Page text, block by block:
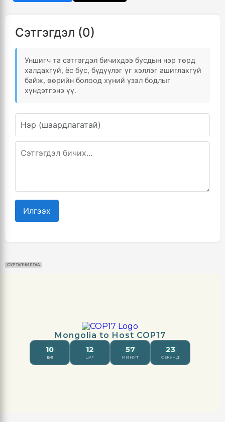
Сэтгэгдэл (0)
Уншигч та сэтгэгдэл бичихдээ бусдын нэр төрд
халдахгүй, ёс бус, бүдүүлэг үг хэллэг ашиглахгүй
байж, өөрийн болоод хүний үзэл бодлыг
хүндэтгэнэ үү.
Илгээх
СУРТАЛЧИЛГАА